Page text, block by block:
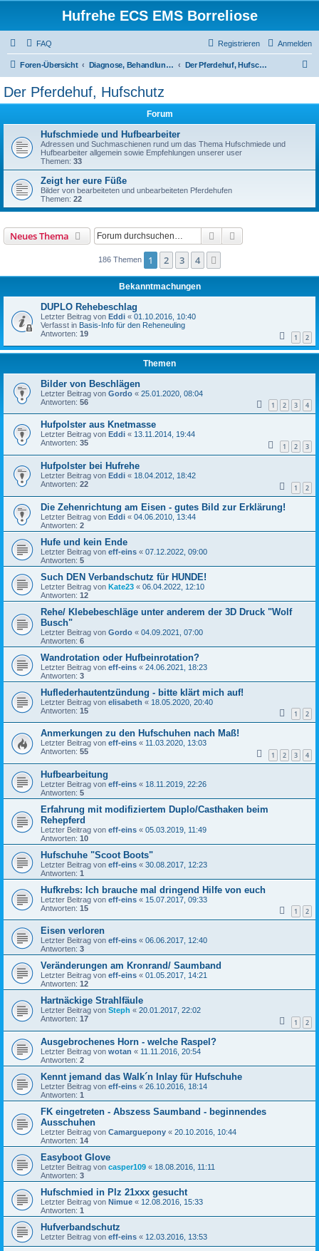
Hufrehe ECS EMS Borreliose
FAQ Anmelden
Registrieren
Foren-Übersicht Diagnose, Behandlungsmöglichkeiten, Hufbearbeitung, Blutparameter Der Pferdehuf, Hufschutz
Der Pferdehuf, Hufschutz
Forum
Hufschmiede und Hufbearbeiter
Adressen und Suchmaschienen rund um das Thema Hufschmiede und
Hufbearbeiter allgemein sowie Empfehlungen unserer user
Themen: 33
Zeigt her eure Füße
Bilder von bearbeiteten und unbearbeiteten Pferdehufen
Themen: 22
Neues Thema Suche
186 Themen 1 2 3 4
Bekanntmachungen
DUPLO Rehebeschlag
Letzter Beitrag von Eddi « 01.10.2016, 10:40
Verfasst in Basis-Info für den Reheneuling
Antworten: 19 1 2
Themen
Bilder von Beschlägen
Letzter Beitrag von Gordo « 25.01.2020, 08:04
Antworten: 56 1 2 3 4
Hufpolster aus Knetmasse
Letzter Beitrag von Eddi « 13.11.2014, 19:44
Antworten: 35 1 2 3
Hufpolster bei Hufrehe
Letzter Beitrag von Eddi « 18.04.2012, 18:42
Antworten: 22 1 2
Die Zehenrichtung am Eisen - gutes Bild zur Erklärung!
Letzter Beitrag von Eddi « 04.06.2010, 13:44
Antworten: 2
Hufe und kein Ende
Letzter Beitrag von eff-eins « 07.12.2022, 09:00
Antworten: 5
Such DEN Verbandschutz für HUNDE!
Letzter Beitrag von Kate23 « 06.04.2022, 12:10
Antworten: 12
Rehe/ Klebebeschläge unter anderem der 3D Druck "Wolf
Busch"
Letzter Beitrag von Gordo « 04.09.2021, 07:00
Antworten: 6
Wandrotation oder Hufbeinrotation?
Letzter Beitrag von eff-eins « 24.06.2021, 18:23
Antworten: 3
Huflederhautentzündung - bitte klärt mich auf!
Letzter Beitrag von elisabeth « 18.05.2020, 20:40
Antworten: 15 1 2
Anmerkungen zu den Hufschuhen nach Maß!
Letzter Beitrag von eff-eins « 11.03.2020, 13:03
Antworten: 55 1 2 3 4
Hufbearbeitung
Letzter Beitrag von eff-eins « 18.11.2019, 22:26
Antworten: 5
Erfahrung mit modifiziertem Duplo/Casthaken beim
Rehepferd
Letzter Beitrag von eff-eins « 05.03.2019, 11:49
Antworten: 10
Hufschuhe "Scoot Boots"
Letzter Beitrag von eff-eins « 30.08.2017, 12:23
Antworten: 1
Hufkrebs: Ich brauche mal dringend Hilfe von euch
Letzter Beitrag von eff-eins « 15.07.2017, 09:33
Antworten: 15 1 2
Eisen verloren
Letzter Beitrag von eff-eins « 06.06.2017, 12:40
Antworten: 3
Veränderungen am Kronrand/ Saumband
Letzter Beitrag von eff-eins « 01.05.2017, 14:21
Antworten: 12
Hartnäckige Strahlfäule
Letzter Beitrag von Steph « 20.01.2017, 22:02
Antworten: 17 1 2
Ausgebrochenes Horn - welche Raspel?
Letzter Beitrag von wotan « 11.11.2016, 20:54
Antworten: 2
Kennt jemand das Walk´n Inlay für Hufschuhe
Letzter Beitrag von eff-eins « 26.10.2016, 18:14
Antworten: 1
FK eingetreten - Abszess Saumband - beginnendes
Ausschuhen
Letzter Beitrag von Camarguepony « 20.10.2016, 10:44
Antworten: 14
Easyboot Glove
Letzter Beitrag von casper109 « 18.08.2016, 11:11
Antworten: 3
Hufschmied in Plz 21xxx gesucht
Letzter Beitrag von Nimue « 12.08.2016, 15:33
Antworten: 1
Hufverbandschutz
Letzter Beitrag von eff-eins « 12.03.2016, 13:53